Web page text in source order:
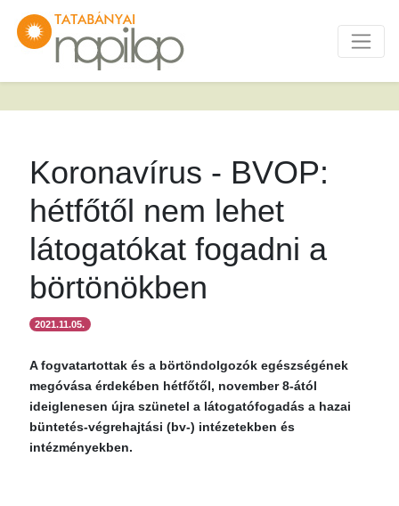
Koronavírus - BVOP:
hétfőtől nem lehet
látogatókat fogadni a
börtönökben
2021.11.05.
A fogvatartottak és a börtöndolgozók egészségének
megóvása érdekében hétfőtől, november 8-ától
ideiglenesen újra szünetel a látogatófogadás a hazai
büntetés-végrehajtási (bv-) intézetekben és
intézményekben.